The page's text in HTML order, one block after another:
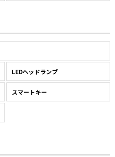
LEDヘッドランプ
スマートキー